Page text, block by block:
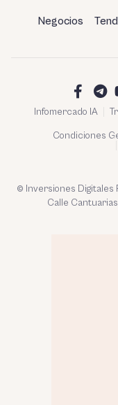
Negocios
Infomercado IA
Condiciones
© Inversiones Digitales
Calle